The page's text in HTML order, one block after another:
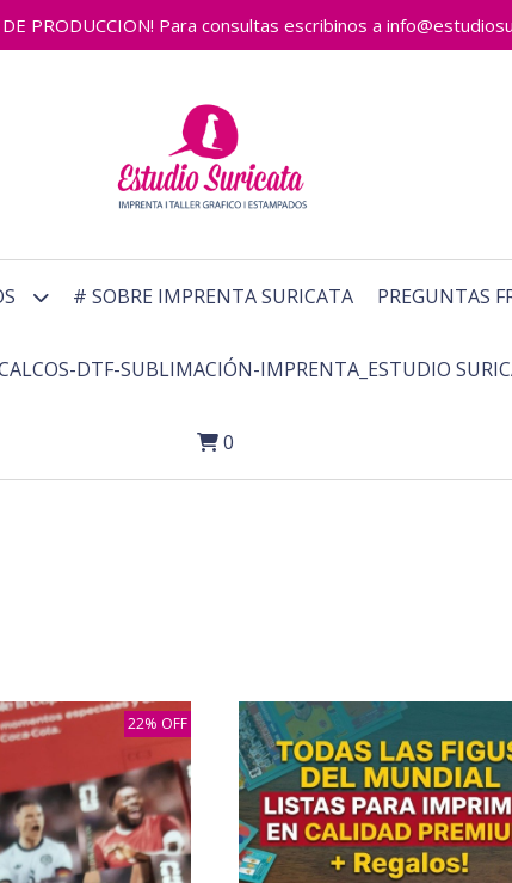
DE PRODUCCION! Para consultas escribinos a
# SOBRE IMPRENTA SURICATA PREGUNTAS
DTF-SUBLIMACIÓN-IMPRENTA_ESTUDIO
0
22% OFF